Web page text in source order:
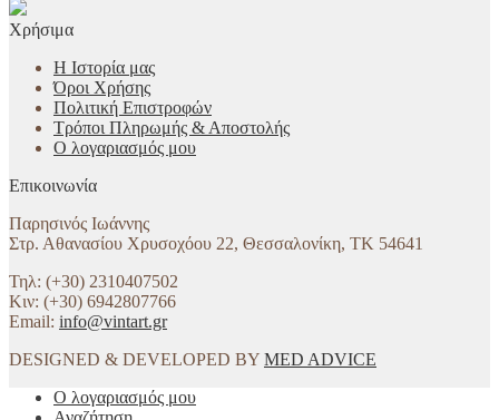
Χρήσιμα
Η Ιστορία μας
Όροι Χρήσης
Πολιτική Επιστροφών
Τρόποι Πληρωμής & Αποστολής
Ο λογαριασμός μου
Επικοινωνία
Παρησινός Ιωάννης
Στρ. Αθανασίου Χρυσοχόου 22, Θεσσαλονίκη, ΤΚ 54641
Τηλ: (+30) 2310407502
Κιν: (+30) 6942807766
Email: info@vintart.gr
DESIGNED & DEVELOPED BY MED ADVICE
Ο λογαριασμός μου